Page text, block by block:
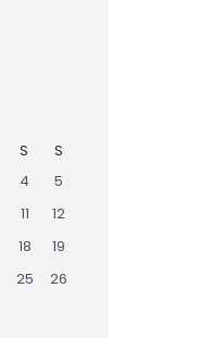
S
S
4
5
11
12
18
19
25
26